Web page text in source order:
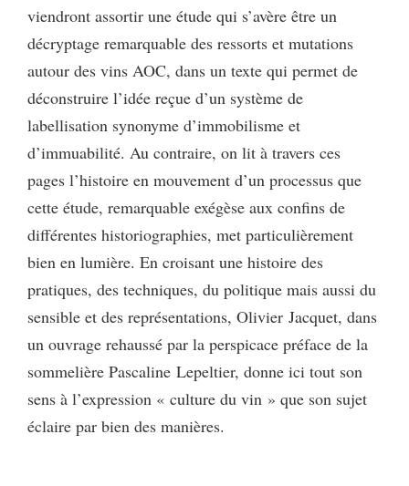
viendront assortir une étude qui s’avère être un
décryptage remarquable des ressorts et mutations
autour des vins AOC, dans un texte qui permet de
déconstruire l’idée reçue d’un système de
labellisation synonyme d’immobilisme et
d’immuabilité. Au contraire, on lit à travers ces
pages l’histoire en mouvement d’un processus que
cette étude, remarquable exégèse aux confins de
différentes historiographies, met particulièrement
bien en lumière. En croisant une histoire des
pratiques, des techniques, du politique mais aussi du
sensible et des représentations, Olivier Jacquet, dans
un ouvrage rehaussé par la perspicace préface de la
sommelière Pascaline Lepeltier, donne ici tout son
sens à l’expression « culture du vin » que son sujet
éclaire par bien des manières.